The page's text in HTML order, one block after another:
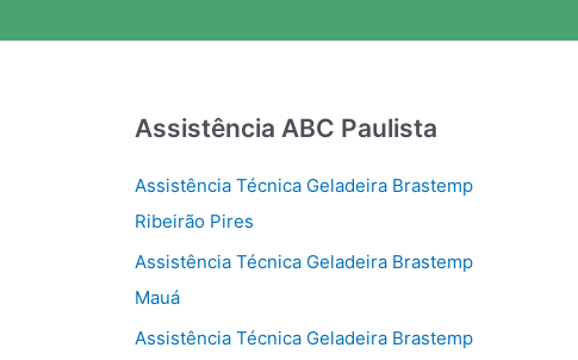
Assistência ABC Paulista
Assistência Técnica Geladeira Brastemp
Ribeirão Pires
Assistência Técnica Geladeira Brastemp
Mauá
Assistência Técnica Geladeira Brastemp